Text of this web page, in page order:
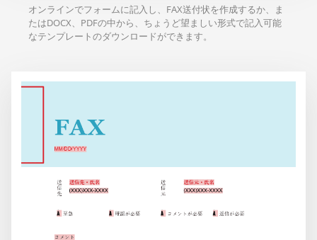
オンラインでフォームに記入し、FAX送付状を作成するか、ま
たはDOCX、PDFの中から、ちょうど望ましい形式で記入可能
なテンプレートのダウンロードができます。